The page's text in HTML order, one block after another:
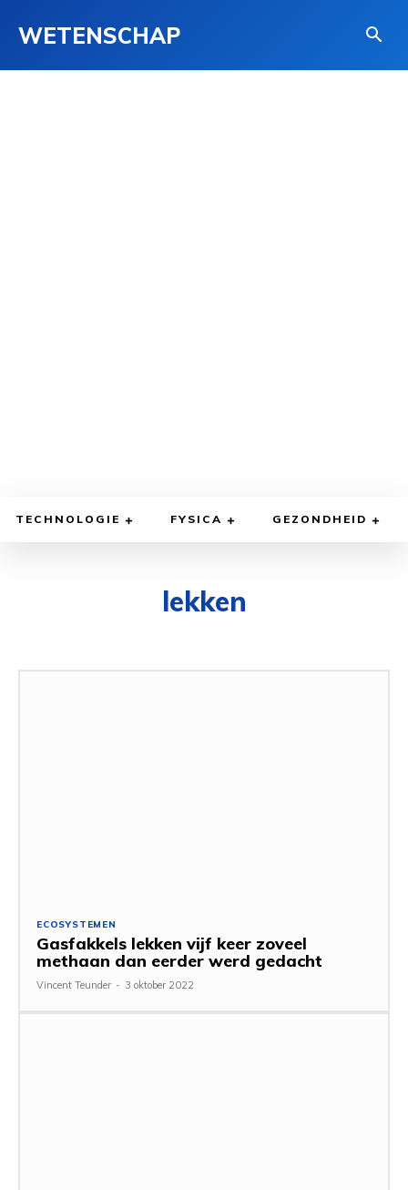
WETENSCHAP
TECHNOLOGIE FYSICA GEZONDHEID
lekken
ECOSYSTEMEN
Gasfakkels lekken vijf keer zoveel
methaan dan eerder werd gedacht
Vincent Teunder - 3 oktober 2022